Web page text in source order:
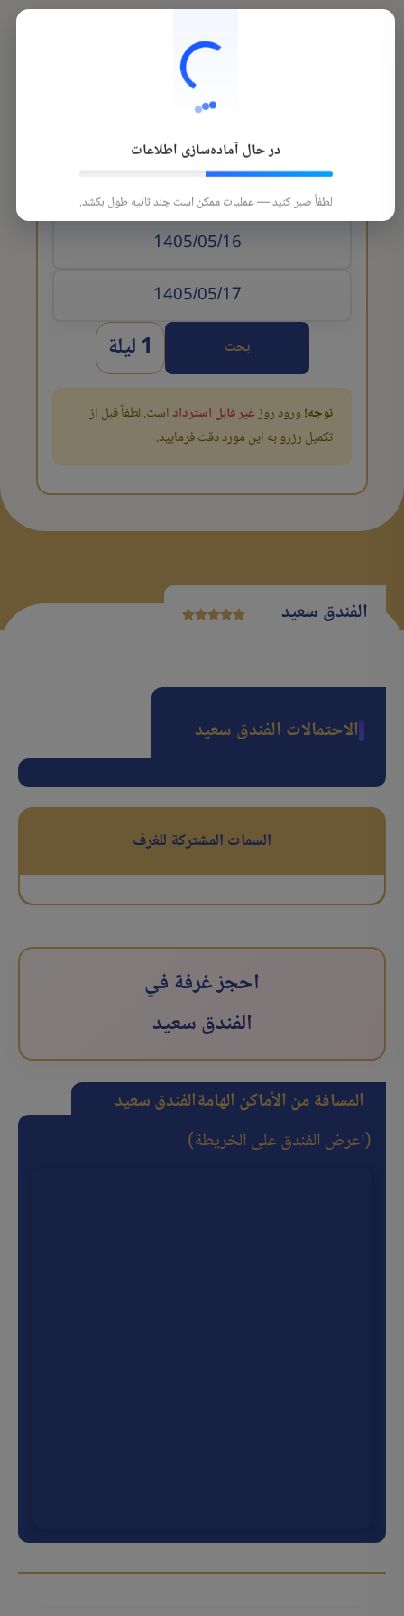
تاريخ الوصول
بحث 1 ليلة
توجه!ورود روزغیر قابل استرداداست. لطفاً قبل از
تکمیل رزرو به این مورد دقت فرمایید.
در حال آماده‌سازی اطلاعات
لطفاً صبر کنید — عملیات ممکن است چند ثانیه طول بکشد.
الفندق سعید
الاحتمالات الفندق سعید
السمات المشتركة للغرف
احجز غرفة في
الفندق سعید
المسافة من الأماكن الهامةالفندق سعید
(اعرض الفندق على الخريطة)